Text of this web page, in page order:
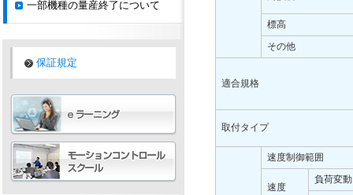
標高
その他
適合規格
取付タイプ
速度制御範囲
速度
負荷変動
一部機種の量産終了について
保証規定